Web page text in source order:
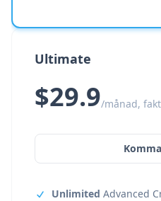
Ultimate
$29.9/månad,
Unlimited Advanced